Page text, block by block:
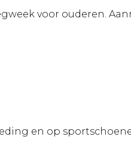
voor ouderen.
en op